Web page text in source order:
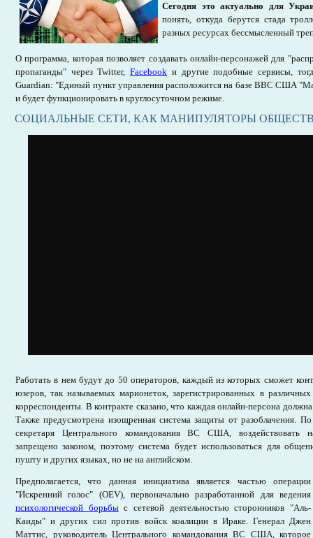
Сегодня это актуально для
понять, откуда берутся стада
разных ресурсах бессмысленный
О программа, которая позволяет создавать онлайн-персонажей для
пропаганды" через Twitter,Facebook и другие подобные сервисы,
Guardian: "Единый пункт управления расположится на базе ВВС США
и будет функционировать в круглосуточном режиме.
СОЦИАЛЬНЫЕ СЕТИ, КАК МАНИПУЛЯТОРЫ
Работать в нем будут до 50 операторов, каждый из которых сможет
юзеров, так называемых марионеток, зарегистрированных в
корреспонденты. В контракте сказано, что каждая онлайн-персона
Также предусмотрена изощренная система защиты от разоблачения.
секретаря Центрального командования ВС США, воздействовать
запрещено законом, поэтому система будет использоваться для
пушту и других языках, но не на английском.
Предполагается, что данная инициатива является частью операции
"Искренний голос" (OEV), первоначально разработанной для ведения
психологической борьбыс сетевой деятельностью сторонников "Аль-
Каиды" и других сил против войск коалиции в Ираке. Генерал Джен
Маттис, руководитель Центрального командования ВС США, которое